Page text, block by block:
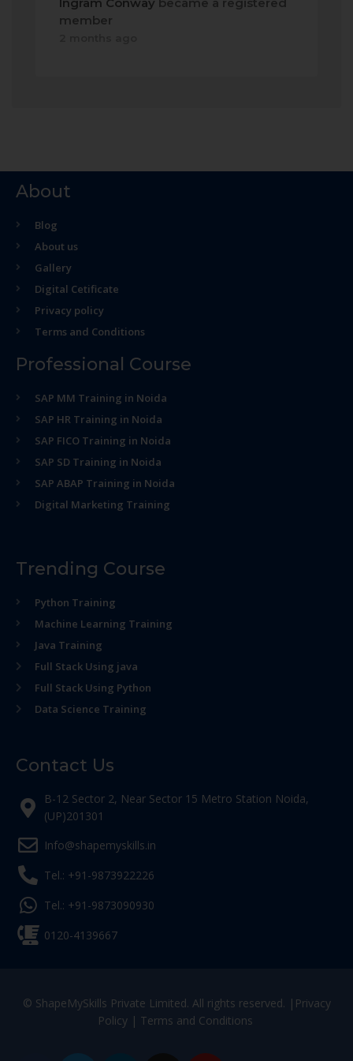
member
About
Blog
About us
Gallery
Digital Cetificate
Privacy policy
Terms and Conditions
Professional Course
SAP MM Training in Noida
SAP HR Training in Noida
SAP FICO Training in Noida
SAP SD Training in Noida
SAP ABAP Training in Noida
Digital Marketing Training
Trending Course
Python Training
Machine Learning Training
Java Training
Full Stack Using java
Full Stack Using Python
Data Science Training
Contact Us
B-12 Sector 2, Near Sector 15 Metro Station Noida,
(UP)201301
Info@shapemyskills.in
Tel.: +91-9873922226
Tel.: +91-9873090930
0120-4139667
© ShapeMySkills Private Limited. All rights reserved. | Privacy
Policy| Terms and Conditions